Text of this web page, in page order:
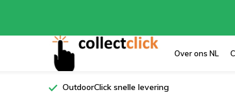
Over ons NL
OutdoorClick snelle levering